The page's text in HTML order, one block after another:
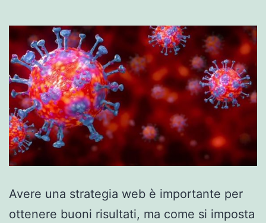
Avere una strategia web è importante per
ottenere buoni risultati, ma come si imposta